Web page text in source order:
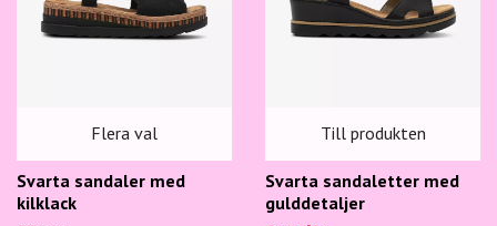
Flera val
Svarta sandaler med
kilklack
Till produkten
Svarta sandaletter med
gulddetaljer